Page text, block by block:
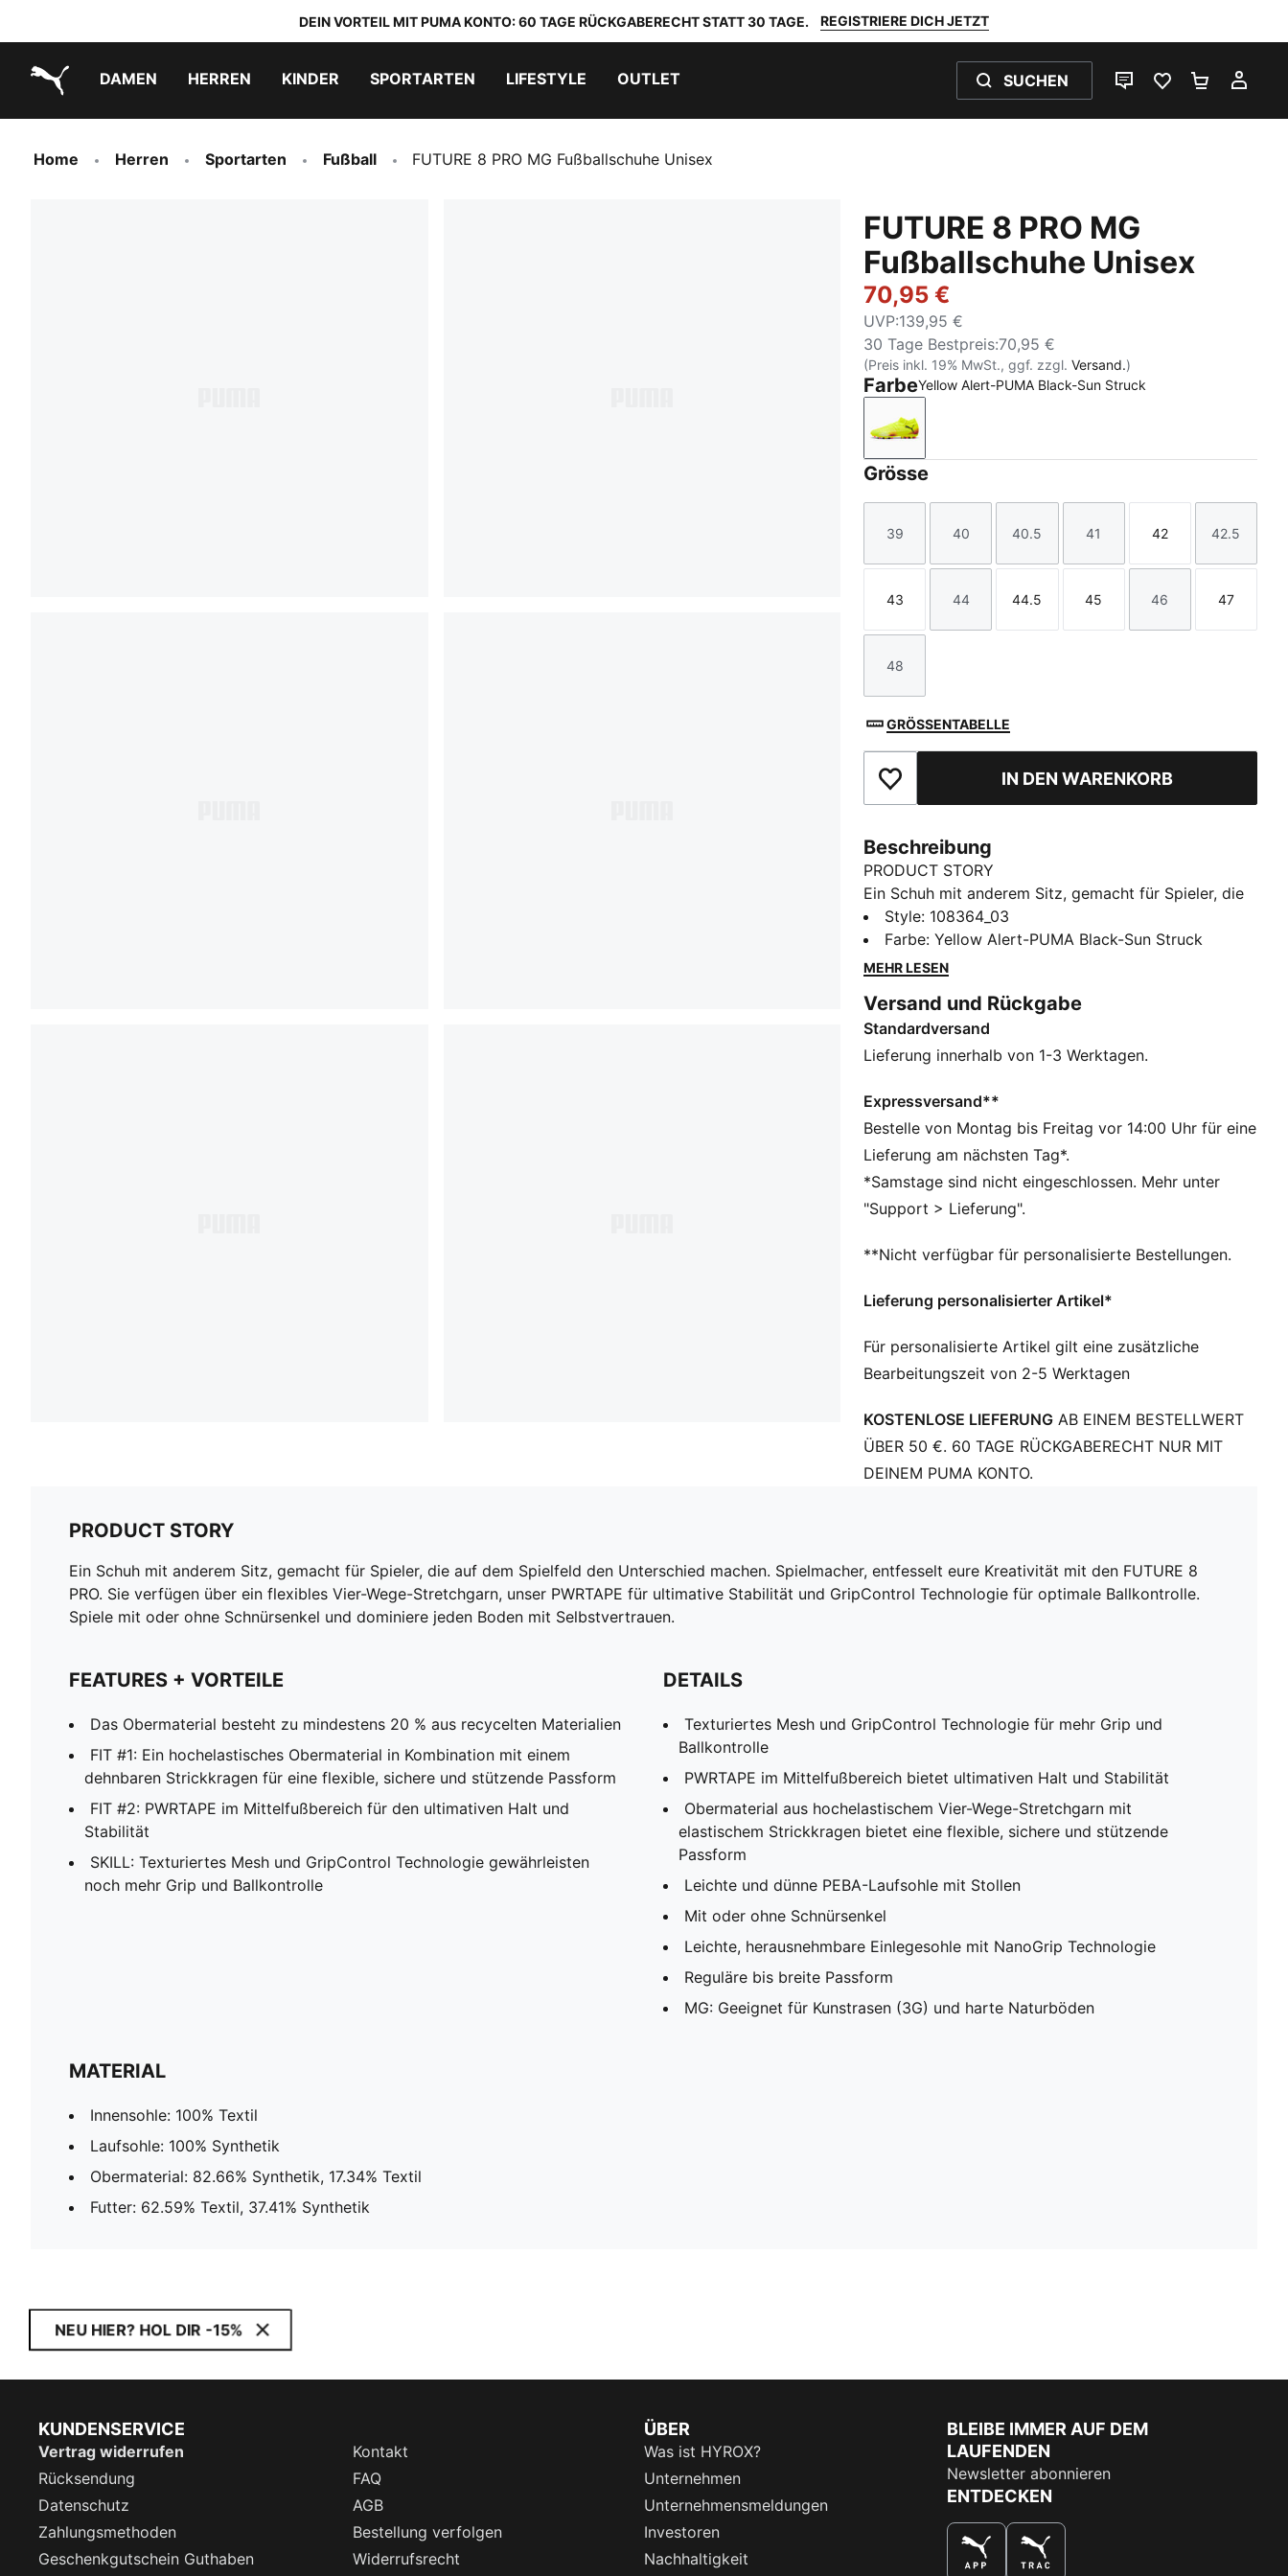
DEIN VORTEIL MIT PUMA KONTO: 60 TAGE RÜCKGABERECHT STATT 30 TAGE. REGISTRIERE DICH JETZT
DAMEN HERREN KINDER SPORTARTEN LIFESTYLE OUTLET SUCHEN
LIVE-CHATFAVORITEN 0
Home Herren Sportarten Fußball FUTURE 8 PRO MG Fußballschuhe Unisex
FUTURE 8 PRO MG
Fußballschuhe Unisex
70,95 €
UVP:139,95 €
30 Tage Bestpreis:70,95 €
(Preis inkl. 19% MwSt., ggf. zzgl.Versand.)
FarbeYellow Alert-PUMA Black-Sun Struck
Yellow Alert-PUMA Black-Sun Struck
Grösse
Größe
39
Größe
40
Größe
40.5
Größe
41
Größe
42
Größe
42.5
Größe
43
Größe
44
Größe
44.5
Größe
45
Größe
46
Größe
47
Größe
48
GRÖSSENTABELLE
Zu Favoriten hinzufügenIN DEN WARENKORB
Beschreibung
PRODUCT STORY
Ein Schuh mit anderem Sitz, gemacht für Spieler, die
auf dem Spielfeld den Unterschied machen.
Spielmacher, entfesselt eure Kreativität mit den
FUTURE 8 PRO. Sie verfügen über ein flexibles Vier-
Stabilität und GripControl Technologie für optimale
Ballkontrolle. Spiele mit oder ohne Schnürsenkel und
dominiere jeden Boden mit Selbstvertrauen.
Das Obermaterial besteht zu mindestens 20 % aus
recycelten Materialien
FIT #1: Ein hochelastisches Obermaterial in
Kombination mit einem dehnbaren Strickkragen für
eine flexible, sichere und stützende Passform
FIT #2: PWRTAPE im Mittelfußbereich für den
SKILL: Texturiertes Mesh und GripControl
Ballkontrolle
Texturiertes Mesh und GripControl Technologie für
mehr Grip und Ballkontrolle
und Stabilität
Obermaterial aus hochelastischem Vier-Wege-
Stretchgarn mit elastischem Strickkragen bietet eine
Leichte, herausnehmbare Einlegesohle mit NanoGrip
Technologie
Reguläre bis breite Passform
Style: 108364_03
Farbe:Yellow Alert-PUMA Black-Sun Struck
MEHR LESEN
Versand und Rückgabe
Standardversand
Lieferung innerhalb von 1-3 Werktagen.
Expressversand**
Bestelle von Montag bis Freitag vor 14:00 Uhr für eine
Lieferung am nächsten Tag*.
*Samstage sind nicht eingeschlossen. Mehr unter
"Support > Lieferung".
**Nicht verfügbar für personalisierte Bestellungen.
Lieferung personalisierter Artikel*
Für personalisierte Artikel gilt eine zusätzliche
Bearbeitungszeit von 2-5 Werktagen
KOSTENLOSE LIEFERUNG AB EINEM BESTELLWERT
ÜBER 50 €. 60 TAGE RÜCKGABERECHT NUR MIT
DEINEM PUMA KONTO.
PRODUCT STORY
Ein Schuh mit anderem Sitz, gemacht für Spieler, die auf dem Spielfeld den Unterschied machen. Spielmacher, entfesselt eure Kreativität mit den FUTURE 8
PRO. Sie verfügen über ein flexibles Vier-Wege-Stretchgarn, unser PWRTAPE für ultimative Stabilität und GripControl Technologie für optimale Ballkontrolle.
Spiele mit oder ohne Schnürsenkel und dominiere jeden Boden mit Selbstvertrauen.
FEATURES + VORTEILE
Das Obermaterial besteht zu mindestens 20 % aus recycelten Materialien
FIT #1: Ein hochelastisches Obermaterial in Kombination mit einem
dehnbaren Strickkragen für eine flexible, sichere und stützende Passform
FIT #2: PWRTAPE im Mittelfußbereich für den ultimativen Halt und
Stabilität
SKILL: Texturiertes Mesh und GripControl Technologie gewährleisten
noch mehr Grip und Ballkontrolle
DETAILS
Texturiertes Mesh und GripControl Technologie für mehr Grip und
Ballkontrolle
PWRTAPE im Mittelfußbereich bietet ultimativen Halt und Stabilität
Obermaterial aus hochelastischem Vier-Wege-Stretchgarn mit
elastischem Strickkragen bietet eine flexible, sichere und stützende
Passform
Leichte und dünne PEBA-Laufsohle mit Stollen
Mit oder ohne Schnürsenkel
Leichte, herausnehmbare Einlegesohle mit NanoGrip Technologie
Reguläre bis breite Passform
MG: Geeignet für Kunstrasen (3G) und harte Naturböden
MATERIAL
Innensohle: 100% Textil
Laufsohle: 100% Synthetik
Obermaterial: 82.66% Synthetik, 17.34% Textil
Futter: 62.59% Textil, 37.41% Synthetik
NEU HIER? HOL DIR -15%
KUNDENSERVICE
Vertrag widerrufen
Kontakt
Rücksendung
FAQ
Datenschutz
AGB
Zahlungsmethoden
Bestellung verfolgen
Geschenkgutschein Guthaben
Widerrufsrecht
ÜBER
Was ist HYROX?
Unternehmen
Unternehmensmeldungen
Investoren
Nachhaltigkeit
BLEIBE IMMER AUF DEM
LAUFENDEN
Newsletter abonnieren
ENTDECKEN